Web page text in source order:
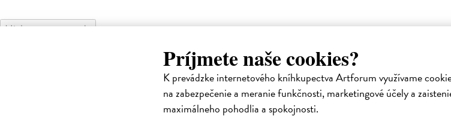
Príjmete naše cookies?
K prevádzke internetového kníhkupectva Artforum využívame
na zabezpečenie a meranie funkčnosti, marketingové účely a
maximálneho pohodlia a spokojnosti.
High-contrast mode
Čitatelia s podobným
na sklade
na sklade
novinka
na